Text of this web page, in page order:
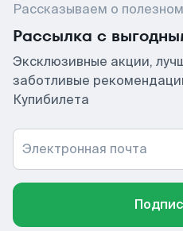
Рассказываем о
Рассылка с
Эксклюзивные акции,
заботливые
Купибилета
Электронная почта